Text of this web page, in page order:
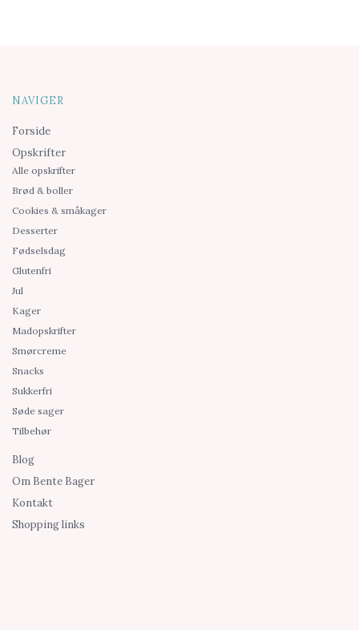
NAVIGER
Forside
Opskrifter
Alle opskrifter
Brød & boller
Cookies & småkager
Desserter
Fødselsdag
Glutenfri
Jul
Kager
Madopskrifter
Smørcreme
Snacks
Sukkerfri
Søde sager
Tilbehør
Blog
Om Bente Bager
Kontakt
Shopping links